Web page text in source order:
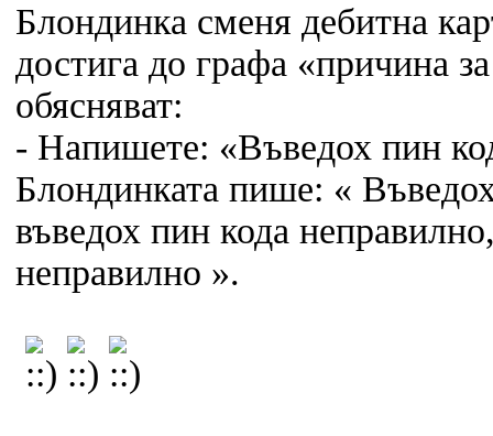
Блондинка сменя дебитна
достига до графа «причина
обясняват:
- Напишете: «Въведох пин
Блондинката пише: «
въведох пин кода
неправилно ».